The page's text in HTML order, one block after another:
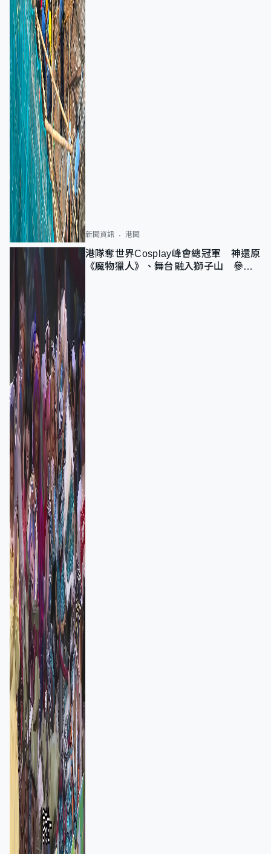
新聞資訊 港聞
港隊奪世界Cosplay峰會總冠軍 神還原
《魔物獵人》、舞台融入獅子山 參賽